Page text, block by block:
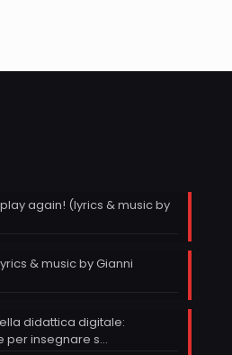
again! (lyrics & music by
& music by Gianni
didattica digitale:
per insegnare s…